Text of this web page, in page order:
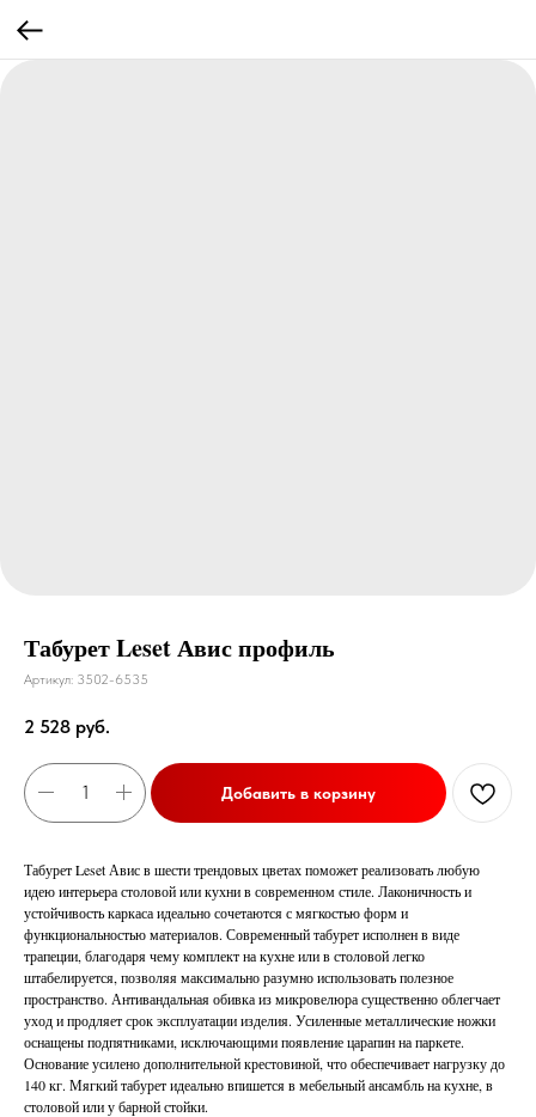
Табурет Leset Авис профиль
Артикул: 3502-6535
2 528 руб.
Добавить в корзину
Табурет Leset Авис в шести трендовых цветах поможет реализовать любую
идею интерьера столовой или кухни в современном стиле. Лаконичность и
устойчивость каркаса идеально сочетаются с мягкостью форм и
функциональностью материалов. Современный табурет исполнен в виде
трапеции, благодаря чему комплект на кухне или в столовой легко
штабелируется, позволяя максимально разумно использовать полезное
пространство. Антивандальная обивка из микровелюра существенно облегчает
уход и продляет срок эксплуатации изделия. Усиленные металлические ножки
оснащены подпятниками, исключающими появление царапин на паркете.
Основание усилено дополнительной крестовиной, что обеспечивает нагрузку до
140 кг. Мягкий табурет идеально впишется в мебельный ансамбль на кухне, в
столовой или у барной стойки.